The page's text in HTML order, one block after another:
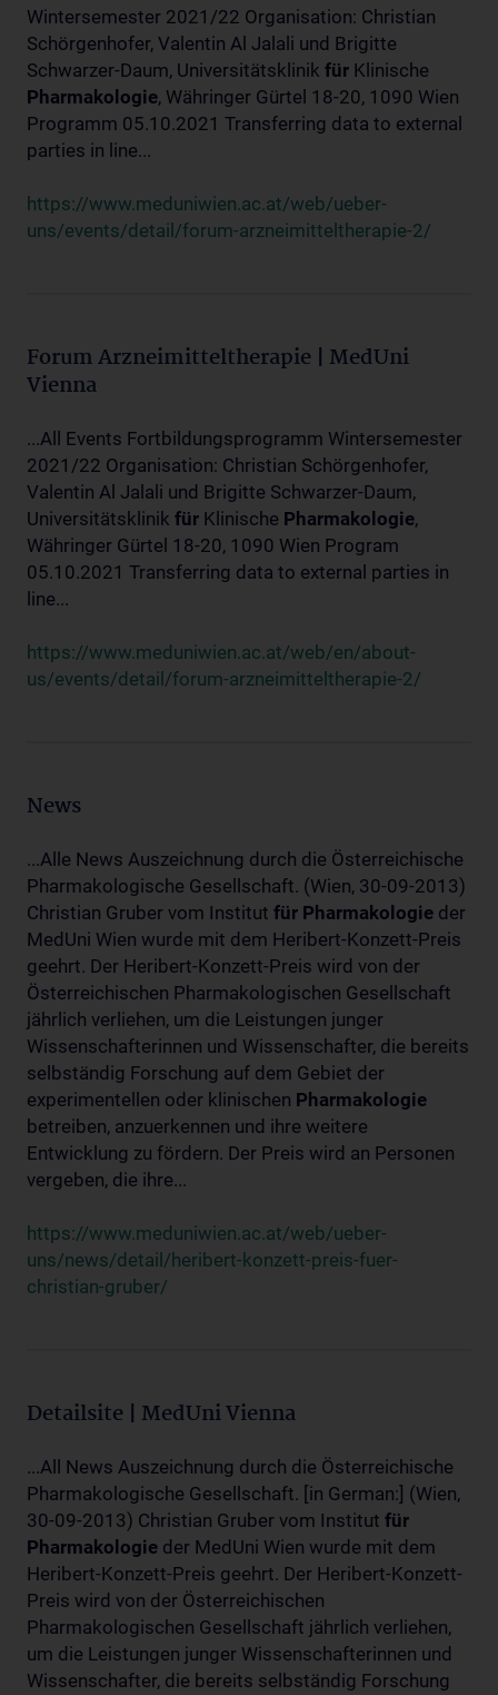
Wintersemester 2021/22 Organisation: Christian
Schörgenhofer, Valentin Al Jalali und Brigitte
Schwarzer-Daum, Universitätsklinik für Klinische
Pharmakologie, Währinger Gürtel 18-20, 1090 Wien
Programm 05.10.2021 Transferring data to external
parties in line...
https://www.meduniwien.ac.at/web/ueber-
uns/events/detail/forum-arzneimitteltherapie-2/
Forum Arzneimitteltherapie | MedUni
Vienna
...All Events Fortbildungsprogramm Wintersemester
2021/22 Organisation: Christian Schörgenhofer,
Valentin Al Jalali und Brigitte Schwarzer-Daum,
Universitätsklinik für Klinische Pharmakologie,
Währinger Gürtel 18-20, 1090 Wien Program
05.10.2021 Transferring data to external parties in
line...
https://www.meduniwien.ac.at/web/en/about-
us/events/detail/forum-arzneimitteltherapie-2/
News
...Alle News Auszeichnung durch die Österreichische
Pharmakologische Gesellschaft. (Wien, 30-09-2013)
Christian Gruber vom Institut für Pharmakologie der
MedUni Wien wurde mit dem Heribert-Konzett-Preis
geehrt. Der Heribert-Konzett-Preis wird von der
Österreichischen Pharmakologischen Gesellschaft
jährlich verliehen, um die Leistungen junger
Wissenschafterinnen und Wissenschafter, die bereits
selbständig Forschung auf dem Gebiet der
experimentellen oder klinischen Pharmakologie
betreiben, anzuerkennen und ihre weitere
Entwicklung zu fördern. Der Preis wird an Personen
vergeben, die ihre...
https://www.meduniwien.ac.at/web/ueber-
uns/news/detail/heribert-konzett-preis-fuer-
christian-gruber/
Detailsite | MedUni Vienna
...All News Auszeichnung durch die Österreichische
Pharmakologische Gesellschaft. [in German:] (Wien,
30-09-2013) Christian Gruber vom Institut für
Pharmakologie der MedUni Wien wurde mit dem
Heribert-Konzett-Preis geehrt. Der Heribert-Konzett-
Preis wird von der Österreichischen
Pharmakologischen Gesellschaft jährlich verliehen,
um die Leistungen junger Wissenschafterinnen und
Wissenschafter, die bereits selbständig Forschung